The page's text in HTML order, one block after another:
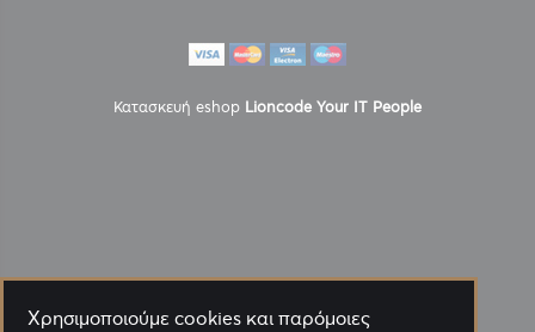
Κατασκευή eshop Lioncode Your IT People
Χρησιμοποιούμε cookies και παρόμοιες